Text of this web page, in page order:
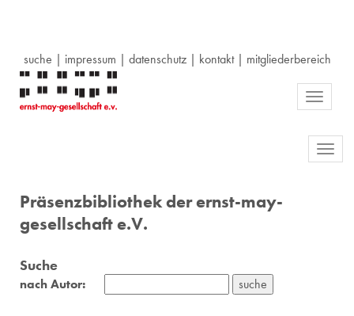
suche | impressum | datenschutz| kontakt| mitgliederbereich
Toggle
Präsenzbibliothek der ernst-may-
gesellschaft e.V.
Suche
nach Autor: